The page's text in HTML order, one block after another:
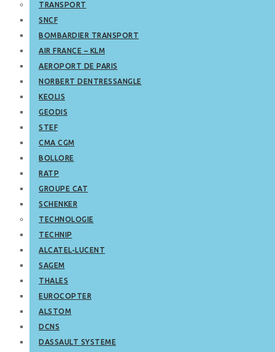
TRANSPORT
SNCF
BOMBARDIER TRANSPORT
AIR FRANCE – KLM
AEROPORT DE PARIS
NORBERT DENTRESSANGLE
KEOLIS
GEODIS
STEF
CMA CGM
BOLLORE
RATP
GROUPE CAT
SCHENKER
TECHNOLOGIE
TECHNIP
ALCATEL-LUCENT
SAGEM
THALES
EUROCOPTER
ALSTOM
DCNS
DASSAULT SYSTEME